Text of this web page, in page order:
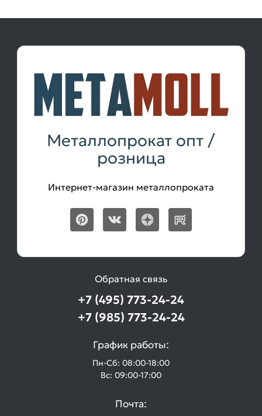
Металлопрокат опт /
розница
Интернет-магазин металлопроката
Обратная связь
+7 (495) 773-24-24
+7 (985) 773-24-24
График работы:
Пн-Сб: 08:00-18:00
Вс: 09:00-17:00
Почта: